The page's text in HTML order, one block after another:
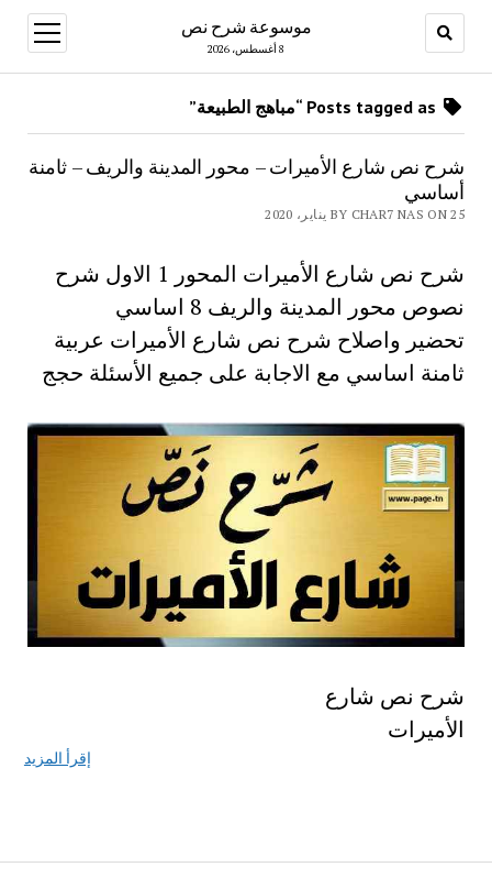
موسوعة شرح نص
8 أغسطس، 2026
open
menu
شرح نص شارع الأميرات – محور المدينة والريف – ثامنة
أساسي
BY CHAR7 NAS ON 25 يناير، 2020
شرح نص شارع الأميرات المحور 1 الاول شرح
نصوص محور المدينة والريف 8 اساسي
تحضير واصلاح شرح نص شارع الأميرات عربية
ثامنة اساسي مع الاجابة على جميع الأسئلة حجج
شرح نص شارع
الأميرات
إقرأ المزيد